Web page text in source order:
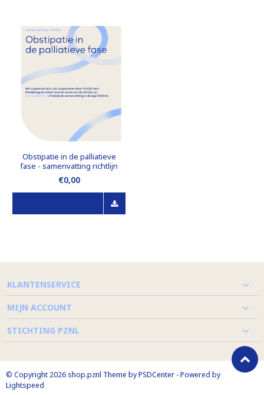
Obstipatie in de palliatieve
fase - samenvatting richtlijn
€0,00
KLANTENSERVICE
MIJN ACCOUNT
STICHTING PZNL
© Copyright 2026 shop.pznl Theme byPSDCenter - Powered by
Lightspeed